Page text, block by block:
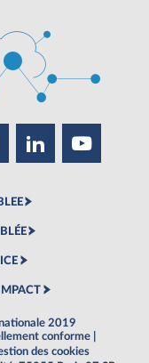
2019
conforme
des cookies